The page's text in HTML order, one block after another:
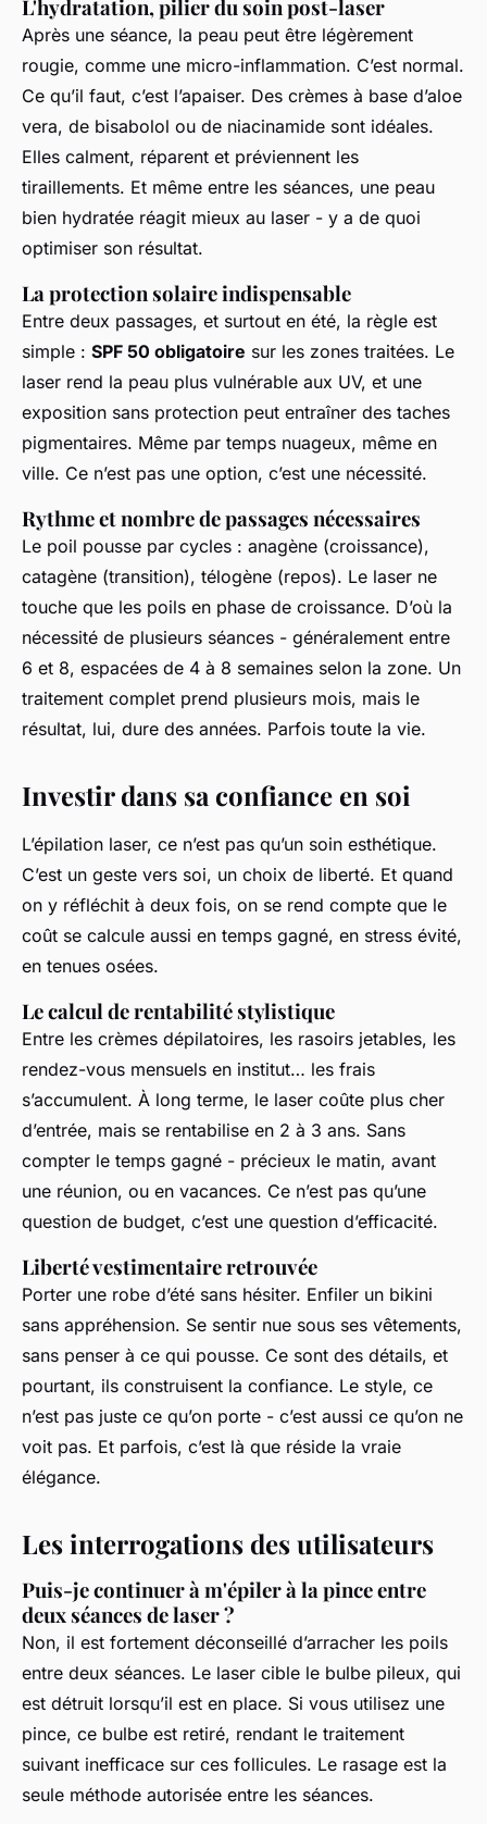
L'hydratation, pilier du soin post-laser
Après une séance, la peau peut être légèrement
rougie, comme une micro-inflammation. C’est normal.
Ce qu’il faut, c’est l’apaiser. Des crèmes à base d’aloe
vera, de bisabolol ou de niacinamide sont idéales.
Elles calment, réparent et préviennent les
tiraillements. Et même entre les séances, une peau
bien hydratée réagit mieux au laser - y a de quoi
optimiser son résultat.
La protection solaire indispensable
Entre deux passages, et surtout en été, la règle est
simple : SPF 50 obligatoire sur les zones traitées. Le
laser rend la peau plus vulnérable aux UV, et une
exposition sans protection peut entraîner des taches
pigmentaires. Même par temps nuageux, même en
ville. Ce n’est pas une option, c’est une nécessité.
Rythme et nombre de passages nécessaires
Le poil pousse par cycles : anagène (croissance),
catagène (transition), télogène (repos). Le laser ne
touche que les poils en phase de croissance. D’où la
nécessité de plusieurs séances - généralement entre
6 et 8, espacées de 4 à 8 semaines selon la zone. Un
traitement complet prend plusieurs mois, mais le
résultat, lui, dure des années. Parfois toute la vie.
Investir dans sa confiance en soi
L’épilation laser, ce n’est pas qu’un soin esthétique.
C’est un geste vers soi, un choix de liberté. Et quand
on y réfléchit à deux fois, on se rend compte que le
coût se calcule aussi en temps gagné, en stress évité,
en tenues osées.
Le calcul de rentabilité stylistique
Entre les crèmes dépilatoires, les rasoirs jetables, les
rendez-vous mensuels en institut… les frais
s’accumulent. À long terme, le laser coûte plus cher
d’entrée, mais se rentabilise en 2 à 3 ans. Sans
compter le temps gagné - précieux le matin, avant
une réunion, ou en vacances. Ce n’est pas qu’une
question de budget, c’est une question d’efficacité.
Liberté vestimentaire retrouvée
Porter une robe d’été sans hésiter. Enfiler un bikini
sans appréhension. Se sentir nue sous ses vêtements,
sans penser à ce qui pousse. Ce sont des détails, et
pourtant, ils construisent la confiance. Le style, ce
n’est pas juste ce qu’on porte - c’est aussi ce qu’on ne
voit pas. Et parfois, c’est là que réside la vraie
élégance.
Les interrogations des utilisateurs
Puis-je continuer à m'épiler à la pince entre
deux séances de laser ?
Non, il est fortement déconseillé d’arracher les poils
entre deux séances. Le laser cible le bulbe pileux, qui
est détruit lorsqu’il est en place. Si vous utilisez une
pince, ce bulbe est retiré, rendant le traitement
suivant inefficace sur ces follicules. Le rasage est la
seule méthode autorisée entre les séances.